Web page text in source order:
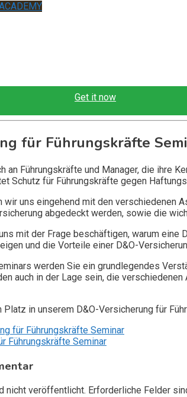
Get it now
für Führungskräfte
an Führungskräfte und Manager, die ihre
Schutz für Führungskräfte gegen
wir uns eingehend mit den verschiedenen
abgedeckt werden, sowie die
mit der Frage beschäftigen, warum
und die Vorteile einer D&O-
werden Sie ein grundlegendes
auch in der Lage sein, die
in unserem D&O-Versicherung für
für Führungskräfte Seminar
Führungskräfte Seminar
nicht veröffentlicht. Erforderliche Felder